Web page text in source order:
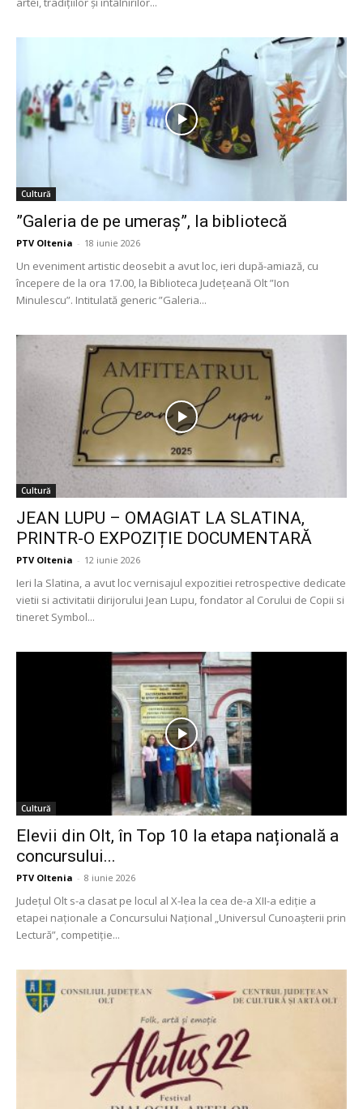
Cultură
”Galeria de pe umeraș”, la bibliotecă
PTV Oltenia - 18 iunie 2026
Un eveniment artistic deosebit a avut loc, ieri după-amiază, cu
începere de la ora 17.00, la Biblioteca Județeană Olt ”Ion
Minulescu”. Intitulată generic ”Galeria...
Cultură
JEAN LUPU – OMAGIAT LA SLATINA,
PRINTR-O EXPOZIȚIE DOCUMENTARĂ
PTV Oltenia - 12 iunie 2026
Ieri la Slatina, a avut loc vernisajul expozitiei retrospective dedicate
vietii si activitatii dirijorului Jean Lupu, fondator al Corului de Copii si
tineret Symbol...
Cultură
Elevii din Olt, în Top 10 la etapa națională a
concursului...
PTV Oltenia - 8 iunie 2026
Județul Olt s-a clasat pe locul al X-lea la cea de-a XII-a ediție a
etapei naționale a Concursului Național „Universul Cunoașterii prin
Lectură”, competiție...